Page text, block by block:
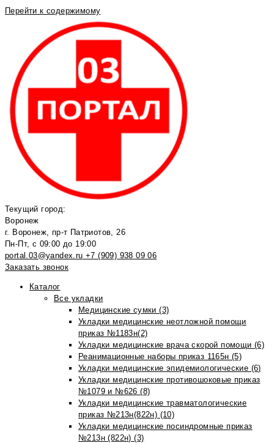
Перейти к содержимому
Текущий город:
Воронеж
г. Воронеж, пр-т Патриотов, 26
Пн-Пт, с 09:00 до 19:00
portal.03@yandex.ru +7 (909) 938 09 06
Заказать звонок
Каталог
Все укладки
Медицинские сумки (3)
Укладки медицинские неотложной помощи
приказ №1183н(2)
Укладки медицинские врача скорой помощи (6)
Реанимационные наборы приказ 1165н (5)
Укладки медицинские эпидемиологические (6)
Укладки медицинские противошоковые приказ
№1079 и №626 (8)
Укладки медицинские травматологические
приказ №213н(822н) (10)
Укладки медицинские посиндромные приказ
№213н (822н) (3)